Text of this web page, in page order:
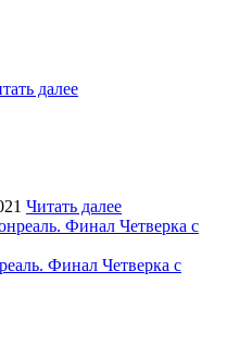
далее
Читать далее
Финал Четверка с